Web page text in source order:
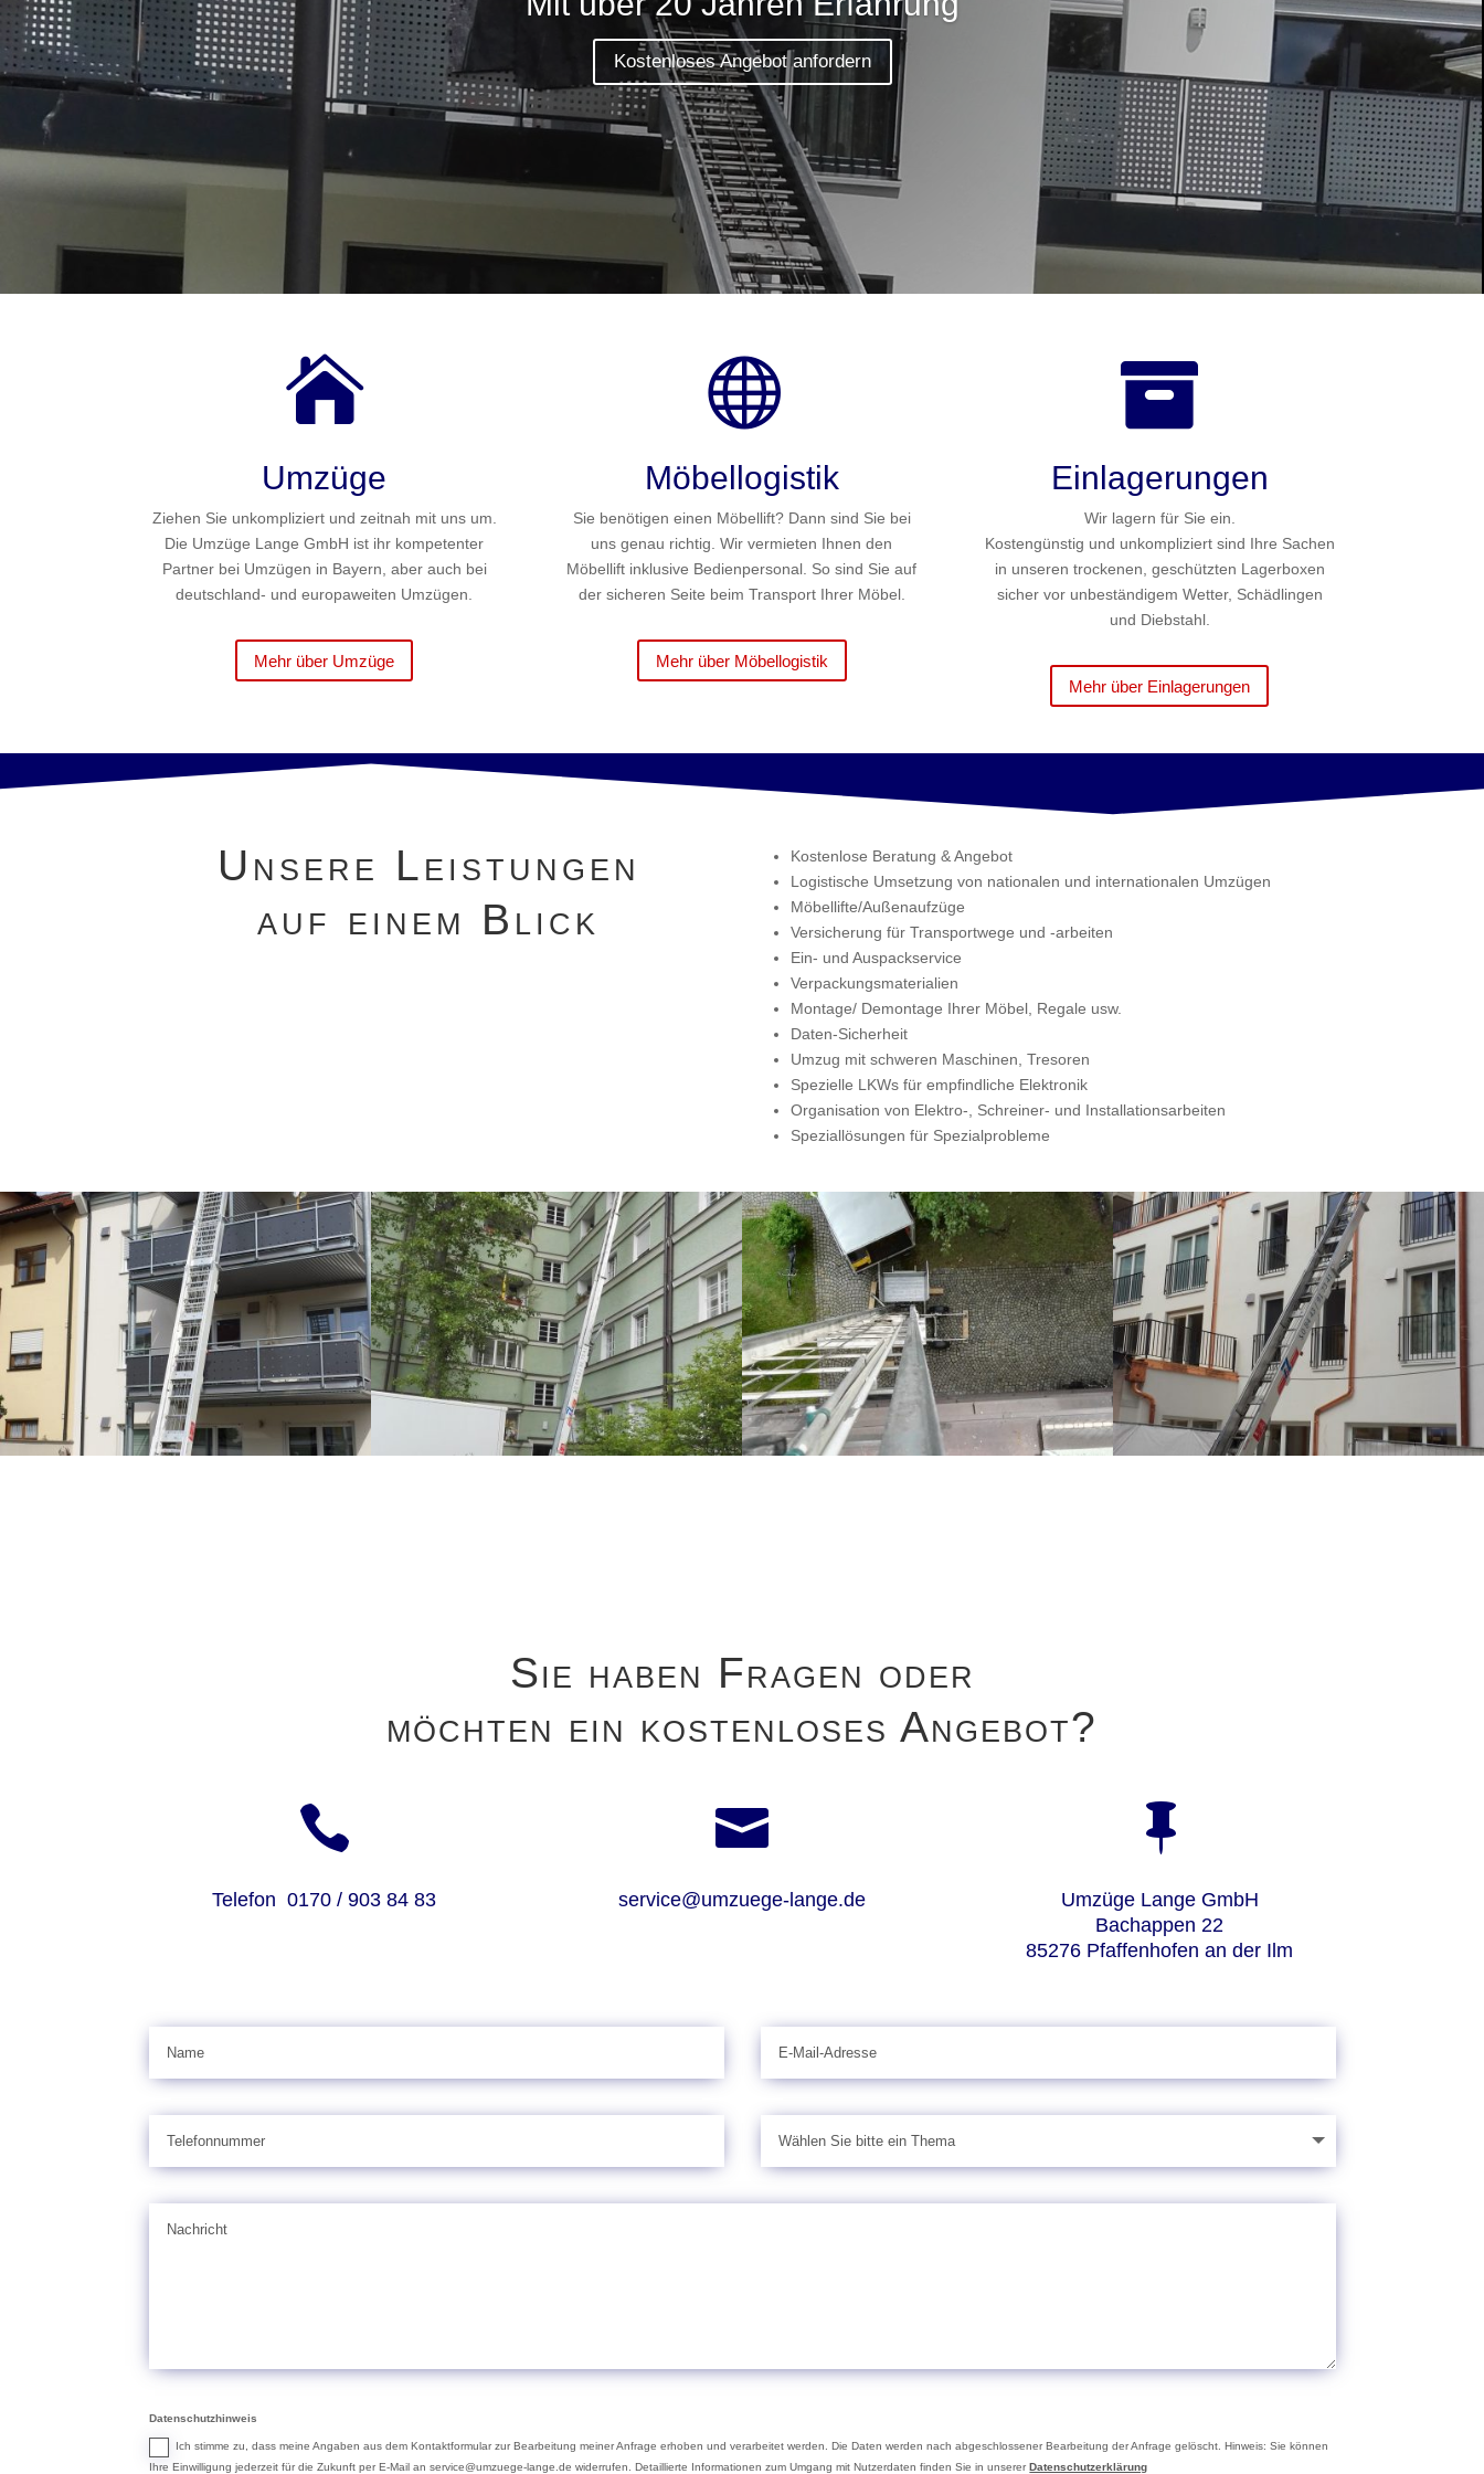
Kostenloses Angebot anfordern

Umzüge
Ziehen Sie unkompliziert und zeitnah mit uns um.
Die Umzüge Lange GmbH ist ihr kompetenter
Partner bei Umzügen in Bayern, aber auch bei
deutschland- und europaweiten Umzügen.
Mehr über Umzüge

Möbellogistik
Sie benötigen einen Möbellift? Dann sind Sie bei
uns genau richtig. Wir vermieten Ihnen den
Möbellift inklusive Bedienpersonal. So sind Sie auf
der sicheren Seite beim Transport Ihrer Möbel.
Mehr über Möbellogistik

Einlagerungen
Wir lagern für Sie ein.
Kostengünstig und unkompliziert sind Ihre Sachen
in unseren trockenen, geschützten Lagerboxen
sicher vor unbeständigem Wetter, Schädlingen
und Diebstahl.
Mehr über Einlagerungen
Unsere Leistungen
auf einem Blick
Kostenlose Beratung & Angebot
Logistische Umsetzung von nationalen und internationalen Umzügen
Möbellifte/Außenaufzüge
Versicherung für Transportwege und -arbeiten
Ein- und Auspackservice
Verpackungsmaterialien
Montage/ Demontage Ihrer Möbel, Regale usw.
Daten-Sicherheit
Umzug mit schweren Maschinen, Tresoren
Spezielle LKWs für empfindliche Elektronik
Organisation von Elektro-, Schreiner- und Installationsarbeiten
Speziallösungen für Spezialprobleme
Sie haben Fragen oder
möchten ein kostenloses Angebot?

Telefon 0170 / 903 84 83

service@umzuege-lange.de

Umzüge Lange GmbH
Bachappen 22
85276 Pfaffenhofen an der Ilm
Datenschutzhinweis
Ich stimme zu, dass meine Angaben aus dem Kontaktformular zur Bearbeitung meiner Anfrage erhoben und verarbeitet werden. Die Daten werden nach abgeschlossener Bearbeitung der Anfrage gelöscht. Hinweis: Sie können
Ihre Einwilligung jederzeit für die Zukunft per E-Mail an service@umzuege-lange.de widerrufen. Detaillierte Informationen zum Umgang mit Nutzerdaten finden Sie in unsererDatenschutzerklärung